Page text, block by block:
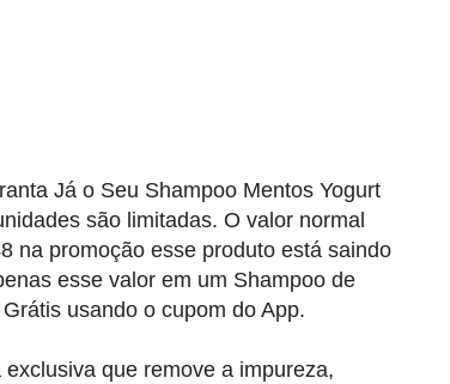
Já o Seu Shampoo Mentos Yogurt
são limitadas. O valor normal
na promoção esse produto está saindo
esse valor em um Shampoo de
usando o cupom do App.
que remove a impureza,